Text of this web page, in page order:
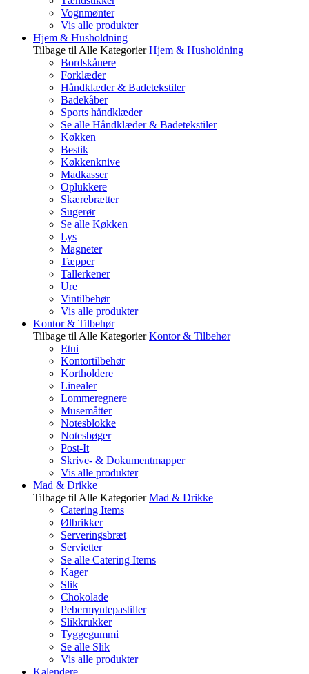
Vognmønter
Vis alle produkter
Hjem & Husholdning
Tilbage til Alle Kategorier Hjem & Husholdning
Bordskånere
Forklæder
Håndklæder & Badetekstiler
Badekåber
Sports håndklæder
Se alle Håndklæder & Badetekstiler
Køkken
Bestik
Køkkenknive
Madkasser
Oplukkere
Skærebrætter
Sugerør
Se alle Køkken
Lys
Magneter
Tæpper
Tallerkener
Ure
Vintilbehør
Vis alle produkter
Kontor & Tilbehør
Tilbage til Alle Kategorier Kontor & Tilbehør
Etui
Kontortilbehør
Kortholdere
Linealer
Lommeregnere
Musemåtter
Notesblokke
Notesbøger
Post-It
Skrive- & Dokumentmapper
Vis alle produkter
Mad & Drikke
Tilbage til Alle Kategorier Mad & Drikke
Catering Items
Ølbrikker
Serveringsbræt
Servietter
Se alle Catering Items
Kager
Slik
Chokolade
Pebermyntepastiller
Slikkrukker
Tyggegummi
Se alle Slik
Vis alle produkter
Kalendere